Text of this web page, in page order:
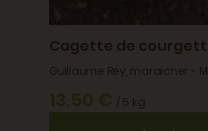
Cagette de
Guillaume Rey, maraîcher -
13,50 € / 5 kg